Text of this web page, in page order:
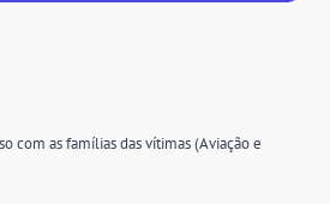
com as famílias das vítimas (Aviação e